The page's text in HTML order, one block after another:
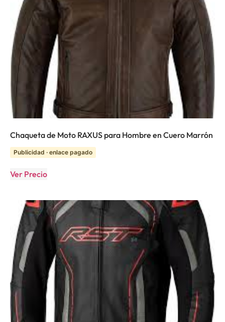
Chaqueta de Moto RAXUS para Hombre en Cuero Marrón
Publicidad · enlace pagado
Ver Precio